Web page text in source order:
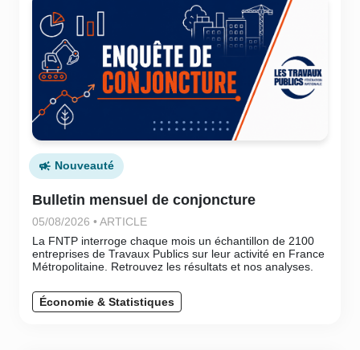
Nouveauté
Bulletin mensuel de conjoncture
05/08/2026 • ARTICLE
La FNTP interroge chaque mois un échantillon de 2100
entreprises de Travaux Publics sur leur activité en France
Métropolitaine. Retrouvez les résultats et nos analyses.
Économie & Statistiques